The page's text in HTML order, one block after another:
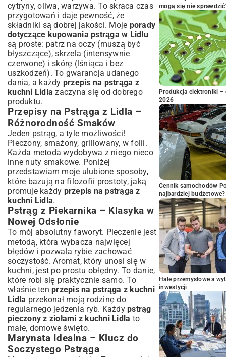
cytryny, oliwa, warzywa. To skraca czas
przygotowań i daje pewność, że
składniki są dobrej jakości. Moje porady
dotyczące kupowania pstrąga w Lidlu
są proste: patrz na oczy (muszą być
błyszczące), skrzela (intensywnie
czerwone) i skórę (lśniąca i bez
uszkodzeń). To gwarancja udanego
dania, a każdy przepis na pstrąga z
kuchni Lidla zaczyna się od dobrego
produktu.
Przepisy na Pstrąga z Lidla –
Różnorodność Smaków
Jeden pstrąg, a tyle możliwości!
Pieczony, smażony, grillowany, w folii.
Każda metoda wydobywa z niego nieco
inne nuty smakowe. Poniżej
przedstawiam moje ulubione sposoby,
które bazują na filozofii prostoty, jaką
promuje każdy przepis na pstrąga z
kuchni Lidla.
Pstrąg z Piekarnika – Klasyka w
Nowej Odsłonie
To mój absolutny faworyt. Pieczenie jest
metodą, która wybacza najwięcej
błędów i pozwala rybie zachować
soczystość. Aromat, który unosi się w
kuchni, jest po prostu obłędny. To danie,
które robi się praktycznie samo. To
właśnie ten przepis na pstrąga z kuchni
Lidla przekonał moją rodzinę do
regularnego jedzenia ryb. Każdy pstrąg
pieczony z ziołami z kuchni Lidla to
małe, domowe święto.
Marynata Idealna – Klucz do
Soczystego Pstrąga
mogą się nie
Produkcja elektroniki –
2026
Cennik samochodów
najbardziej budżetowe?
Hale przemysłowe a
inwestycji